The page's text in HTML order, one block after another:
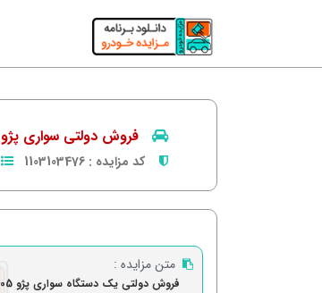
فروش دولتی سواری پژو 405 GLX مدل 95
کد مزایده : 1103103476
متن مزایده :
فروش دولتی یک دستگاه سواری پژو 405 GLX مدل 1395